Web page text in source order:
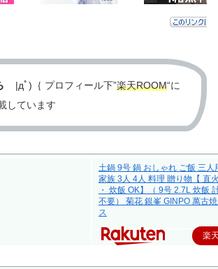
|дﾟ)｛ プロフィール下”楽天ROOM“に
しています
土鍋 9号 鍋 おしゃれ ご飯 三人
家族 3人 4人 料理 贈り物【 直
・ 炊飯 OK】（ 9号 2.7L 炊飯
不要） 菊花 銀峯 GINPO 萬古
ス
楽